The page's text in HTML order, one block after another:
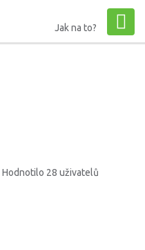
Jak na to?
Hodnotilo 28 uživatelů